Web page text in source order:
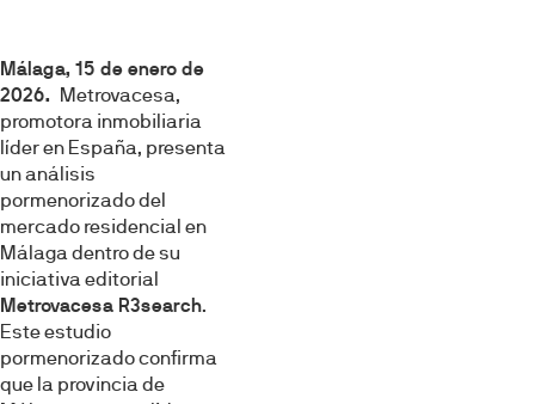
Málaga, 15 de enero de
2026. Metrovacesa,
promotora inmobiliaria
líder en España, presenta
un análisis
pormenorizado del
mercado residencial en
Málaga dentro de su
iniciativa editorial
Metrovacesa R3search.
Este estudio
pormenorizado confirma
que la provincia de